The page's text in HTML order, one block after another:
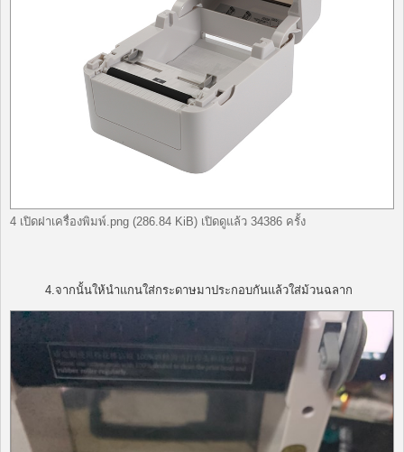
4 เปิดฝาเครื่องพิมพ์.png (286.84 KiB) เปิดดูแล้ว 34386 ครั้ง
4.จากนั้นให้นำแกนใส่กระดาษมาประกอบกันแล้วใส่ม้วนฉลาก